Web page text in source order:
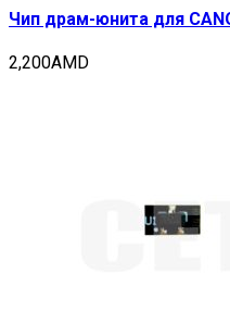
Чип драм-юнита для
2,200AMD